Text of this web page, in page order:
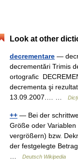
Look at other
decrementare —
decrementări Trimis
ortografic
decrementa şi
13.09.2007.… …
++ — Bei der
Größe oder
vergrößern) bzw.
der festgelegte
Deutsch Wikipedia